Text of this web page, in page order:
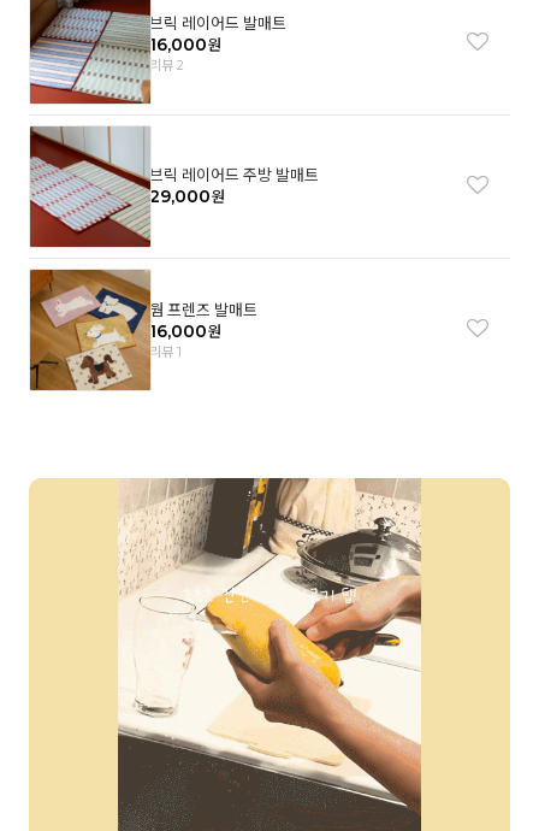
브릭 레이어드 발매트
16,000원
리뷰 2
브릭 레이어드 주방 발매트
29,000원
웜 프렌즈 발매트
16,000원
리뷰 1